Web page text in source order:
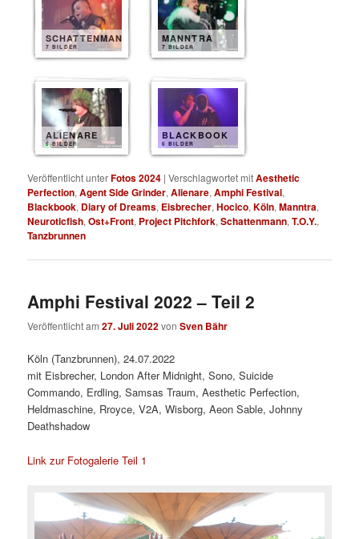
SCHATTENMANN
7 BILDER
MANNTRA
7 BILDER
ALIENARE
6 BILDER
BLACKBOOK
6 BILDER
Veröffentlicht unterFotos 2024 |Verschlagwortet mitAesthetic
Perfection,Agent Side Grinder,Alienare,Amphi Festival,
Blackbook, Diary of Dreams, Eisbrecher,Hocico,Köln,Manntra,
Neuroticfish,Ost+Front, Project Pitchfork,Schattenmann,T.O.Y.,
Tanzbrunnen
Amphi Festival 2022 – Teil 2
Veröffentlicht am27. Juli 2022vonSven Bähr
Köln (Tanzbrunnen), 24.07.2022
mit Eisbrecher, London After Midnight, Sono, Suicide
Commando, Erdling, Samsas Traum, Aesthetic Perfection,
Heldmaschine, Rroyce, V2A, Wisborg, Aeon Sable, Johnny
Deathshadow
Link zur Fotogalerie Teil 1